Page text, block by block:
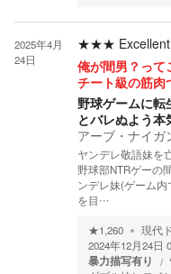
2025年4月
24日
★★★
俺が間男？って
チート級の筋肉
野球ゲームに転
とバレぬよう
アーブ・ナイ
ヤンデレ敬語妹を
野球部NTRゲーの
ンデレ妹(ゲーム
を目…
★1,260 現代
2024年12月24日
暴力描写有り